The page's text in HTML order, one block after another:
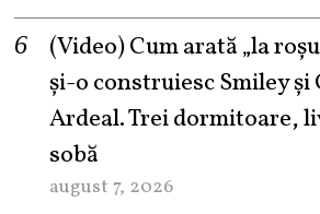
(Video) Cum arată „la
şi-o construiesc Smiley
Ardeal. Trei dormitoare,
sobă
august 7, 2026